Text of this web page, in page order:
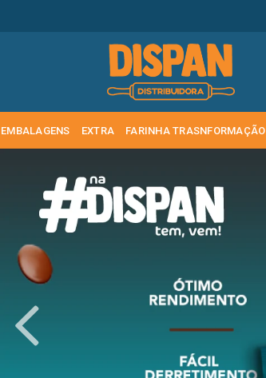
EMBALAGENS EXTRA FARINHA TRASNFORMAÇÃO